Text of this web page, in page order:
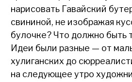
нарисовать Гавайский
свининой, не изображая
булочке? Что должно быть
Идеи были разные — от
хулиганских до
на следующее утро